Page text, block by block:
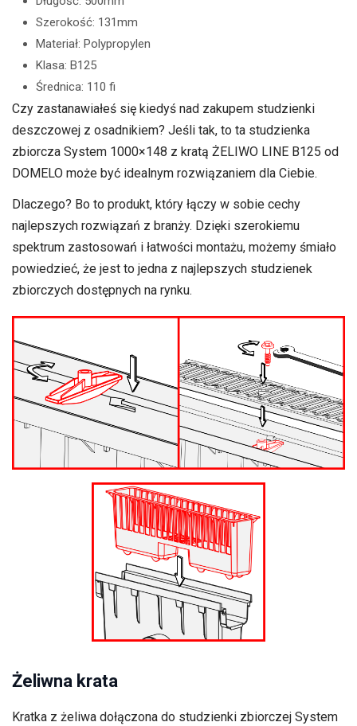
Szerokość: 131mm
Materiał: Polypropylen
Klasa: B125
Średnica: 110 fi
Czy zastanawiałeś się kiedyś nad zakupem studzienki
deszczowej z osadnikiem? Jeśli tak, to ta studzienka
zbiorcza System 1000×148 z kratą ŻELIWO LINE B125 od
DOMELO może być idealnym rozwiązaniem dla Ciebie.
Dlaczego? Bo to produkt, który łączy w sobie cechy
najlepszych rozwiązań z branży. Dzięki szerokiemu
spektrum zastosowań i łatwości montażu, możemy śmiało
powiedzieć, że jest to jedna z najlepszych studzienek
zbiorczych dostępnych na rynku.
Żeliwna krata
Kratka z żeliwa dołączona do studzienki zbiorczej System